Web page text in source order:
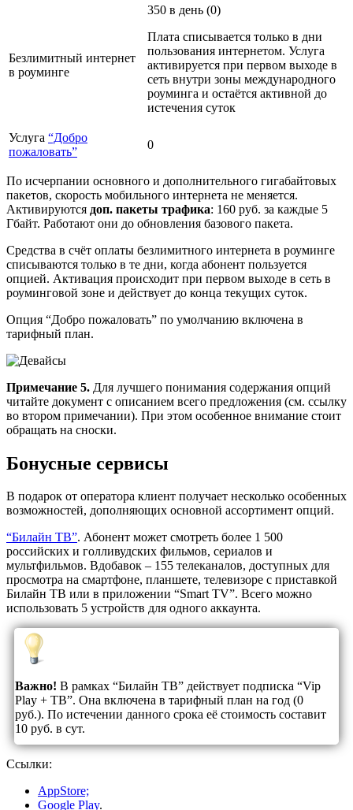
Безлимитный интернет
в роуминге
350 в день (0)
Плата списывается только в дни
пользования интернетом. Услуга
активируется при первом выходе в
сеть внутри зоны международного
роуминга и остаётся активной до
истечения суток
Услуга “Добро
пожаловать”
0
По исчерпании основного и дополнительного гигабайтовых
пакетов, скорость мобильного интернета не меняется.
Активируются доп. пакеты трафика: 160 руб. за каждые 5
Гбайт. Работают они до обновления базового пакета.
Средства в счёт оплаты безлимитного интернета в роуминге
списываются только в те дни, когда абонент пользуется
опцией. Активация происходит при первом выходе в сеть в
роуминговой зоне и действует до конца текущих суток.
Опция “Добро пожаловать” по умолчанию включена в
тарифный план.
Примечание 5. Для лучшего понимания содержания опций
читайте документ с описанием всего предложения (см. ссылку
во втором примечании). При этом особенное внимание стоит
обращать на сноски.
Бонусные сервисы
В подарок от оператора клиент получает несколько особенных
возможностей, дополняющих основной ассортимент опций.
“Билайн ТВ”. Абонент может смотреть более 1 500
российских и голливудских фильмов, сериалов и
мультфильмов. Вдобавок – 155 телеканалов, доступных для
просмотра на смартфоне, планшете, телевизоре с приставкой
Билайн ТВ или в приложении “Smart TV”. Всего можно
использовать 5 устройств для одного аккаунта.
Важно! В рамках “Билайн ТВ” действует подписка “Vip
Play + ТВ”. Она включена в тарифный план на год (0
руб.). По истечении данного срока её стоимость составит
10 руб. в сут.
Ссылки:
AppStore;
Google Play.